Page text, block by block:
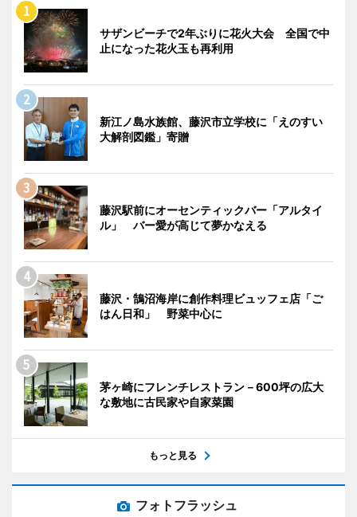
サザンビーチで2年ぶりに花火大会 全国で中
止になった花火玉も再利用
新江ノ島水族館、藤沢市立学校に「えのすい
大解剖図鑑」寄贈
藤沢駅前にオーセンティックバー「アルタイ
ル」 バー愛が高じて夢かなえる
藤沢・鵠沼海岸に創作料理ビュッフェ店「ご
はん日和」 野菜中心に
茅ヶ崎にフレンチレストラン－600坪の広大
な敷地に古民家や自家菜園
もっと見る
フォトフラッシュ